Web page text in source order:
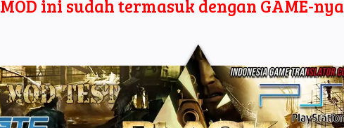
MOD ini sudah termasuk dengan GAME-nya